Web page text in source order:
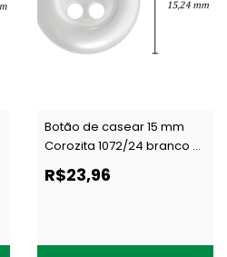
Botão de casear 15 mm
Corozita 1072/24 branco c/
144 un
R$23,96